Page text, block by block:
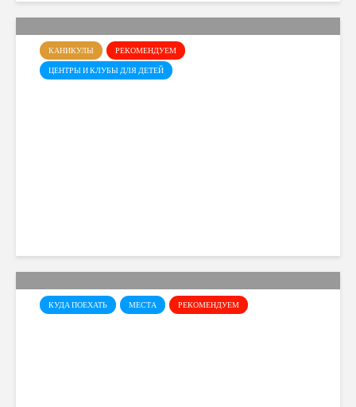
КАНИКУЛЫ
РЕКОМЕНДУЕМ
ЦЕНТРЫ И КЛУБЫ ДЛЯ ДЕТЕЙ
КУДА ПОЕХАТЬ МЕСТА РЕКОМЕНДУЕМ